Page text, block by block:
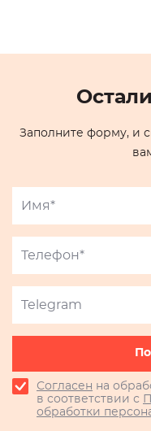
Заполните форму, и
Согласен на
в соответствии с
обработки